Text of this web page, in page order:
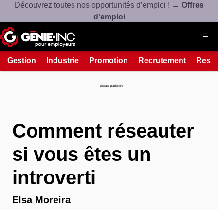
Découvrez toutes nos opportunités d’emploi ! → Offres
d'emploi
Ressources
514-508-7880
Contact
Gestion Industrie Promotion Recrutement
Espace publicitaire
Comment réseauter
si vous êtes un
introverti
Elsa Moreira